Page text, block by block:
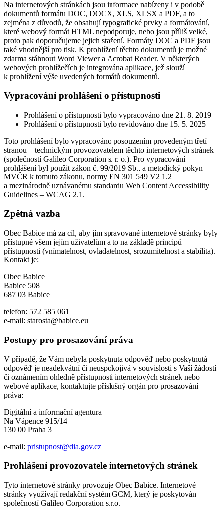
Na internetových stránkách jsou informace nabízeny i v podobě
dokumentů formátu DOC, DOCX, XLS, XLSX a PDF, a to
zejména z důvodů, že obsahují typografické prvky a formátování,
které webový formát HTML nepodporuje, nebo jsou příliš velké,
proto pak doporučujeme jejich stažení. Formáty DOC a PDF jsou
také vhodnější pro tisk. K prohlížení těchto dokumentů je možné
zdarma stáhnout Word Viewer a Acrobat Reader. V některých
webových prohlížečích je integrována aplikace, jež slouží
k prohlížení výše uvedených formátů dokumentů.
Vypracování prohlášení o přístupnosti
Prohlášení o přístupnosti bylo vypracováno dne 21. 8. 2019
Prohlášení o přístupnosti bylo revidováno dne 15. 5. 2025
Toto prohlášení bylo vypracováno posouzením provedeným třetí
stranou – technickým provozovatelem těchto internetových stránek
(společností Galileo Corporation s. r. o.). Pro vypracování
prohlášení byl použit zákon č. 99/2019 Sb., a metodický pokyn
MVČR k tomuto zákonu, normy EN 301 549 V2 1.2
a mezinárodně uznávanému standardu Web Content Accessibility
Guidelines – WCAG 2.1.
Zpětná vazba
Obec Babice má za cíl, aby jím spravované internetové stránky byly
přístupné všem jejím uživatelům a to na základě principů
přístupnosti (vnímatelnost, ovladatelnost, srozumitelnost a stabilita).
Kontakt je:
Obec Babice
Babice 508
687 03 Babice
telefon: 572 585 061
e-mail: starosta@babice.eu
Postupy pro prosazování práva
V případě, že Vám nebyla poskytnuta odpověď nebo poskytnutá
odpověď je neadekvátní či neuspokojivá v souvislosti s Vaší žádostí
či oznámením ohledně přístupnosti internetových stránek nebo
webové aplikace, kontaktujte příslušný orgán pro prosazování
práva:
Digitální a informační agentura
Na Vápence 915/14
130 00 Praha 3
e-mail: pristupnost@dia.gov.cz
Prohlášení provozovatele internetových stránek
Tyto internetové stránky provozuje Obec Babice. Internetové
stránky využívají redakční systém GCM, který je poskytován
společností Galileo Corporation s.r.o.